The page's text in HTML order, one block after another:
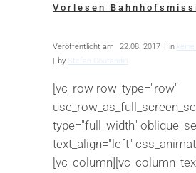
Vorlesen
Veröffentlicht am 22.08. 2017 in
by
Stefan Coutandin
[vc_row row_type="row"
type="full_width"
text_align="left"